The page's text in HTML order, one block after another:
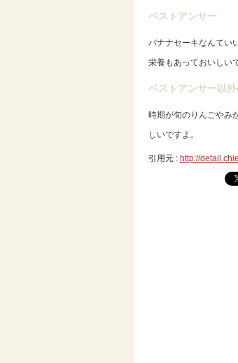
ベストアンサー
バナナセーキなんてい
栄養もあっておいしい
ベストアンサー以
時期が旬のりんごやみ
しいですよ。
引用元 : http://